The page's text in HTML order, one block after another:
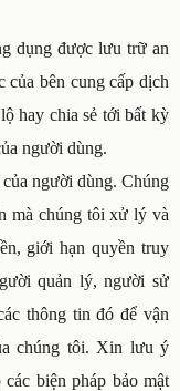
dụng được lưu trữ an
của bên cung cấp dịch
hay chia sẻ tới bất kỳ
người dùng.
người dùng. Chúng
mà chúng tôi xử lý và
giới hạn quyền truy
quản lý, người sử
thông tin đó để vận
chúng tôi. Xin lưu ý
biện pháp bảo mật